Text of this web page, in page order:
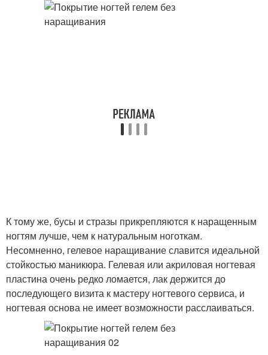
К тому же, бусы и стразы прикрепляются к наращенным
ногтям лучше, чем к натуральным ноготкам.
Несомненно, гелевое наращивание славится идеальной
стойкостью маникюра. Гелевая или акриловая ногтевая
пластина очень редко ломается, лак держится до
последующего визита к мастеру ногтевого сервиса, и
ногтевая основа не имеет возможности расслаиваться.